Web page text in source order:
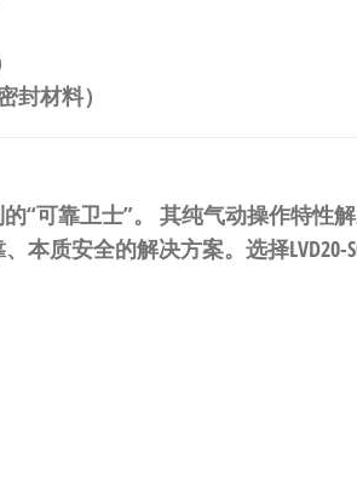
封材料）
“可靠卫士”。
其纯气动操作特性
本质安全的解决方案。 选择